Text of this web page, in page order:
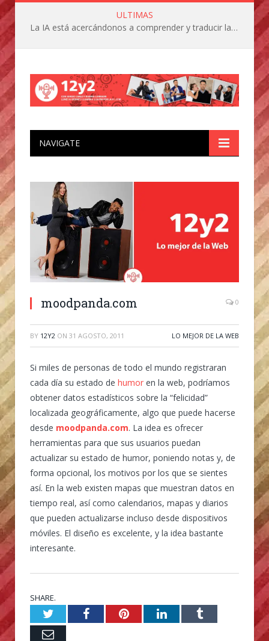
ULTIMAS
La IA está acercándonos a comprender y traducir las vocalizaciones y comportamientos de nuestras mascotas
NAVIGATE
moodpanda.com 0
BY 12Y2 ON 31 AGOSTO, 2011 LO MEJOR DE LA WEB
Si miles de personas de todo el mundo registraran
cada día su estado de humor en la web, podríamos
obtener datos estadísticos sobre la “felicidad”
localizada geográficamente, algo que puede hacerse
desde moodpanda.com. La idea es ofrecer
herramientas para que sus usuarios puedan
actualizar su estado de humor, poniendo notas y, de
forma opcional, los motivos por los que se sientes
así. En la web existen mapas que muestran datos en
tiempo real, así como calendarios, mapas y diarios
que pueden actualizarse incluso desde dispositivos
móviles. El diseño es excelente, y la idea bastante
interesante.
SHARE.
TwitterFacebookPinterestLinkedInTumblr
Email